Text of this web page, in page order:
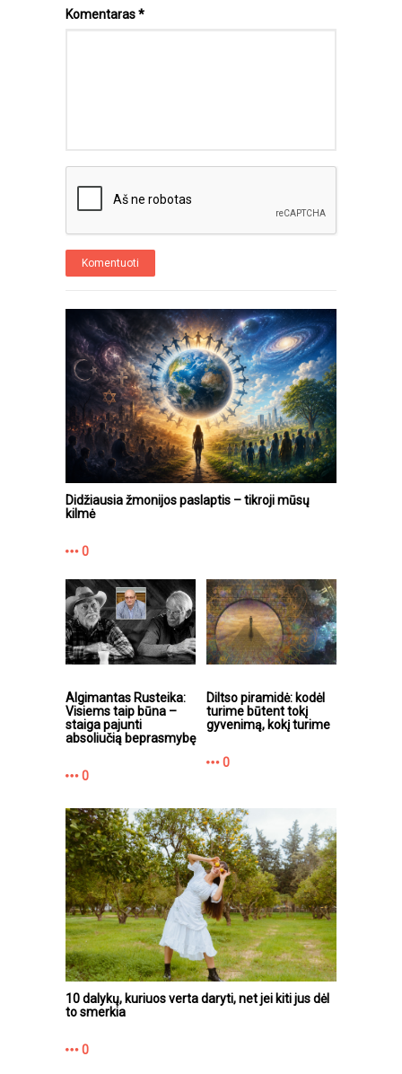
Komentaras*
Komentuoti
Didžiausia žmonijos paslaptis – tikroji mūsų
kilmė
0
Algimantas Rusteika:
Visiems taip būna –
staiga pajunti
absoliučią beprasmybę
0
Diltso piramidė: kodėl
turime būtent tokį
gyvenimą, kokį turime
0
10 dalykų, kuriuos verta daryti, net jei kiti jus dėl
to smerkia
0